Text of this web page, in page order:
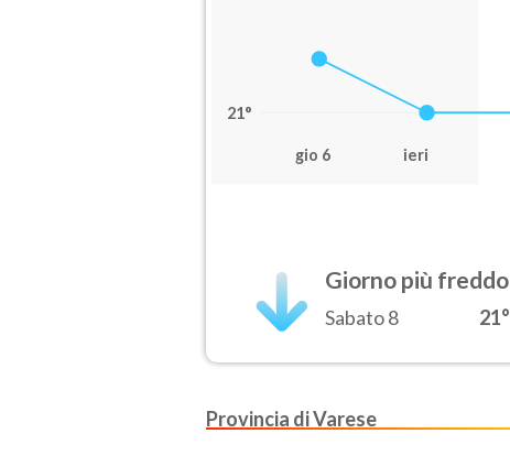
21°
gio 6 ieri
Giorno più freddo
Sabato 8 21°
Provincia di Varese